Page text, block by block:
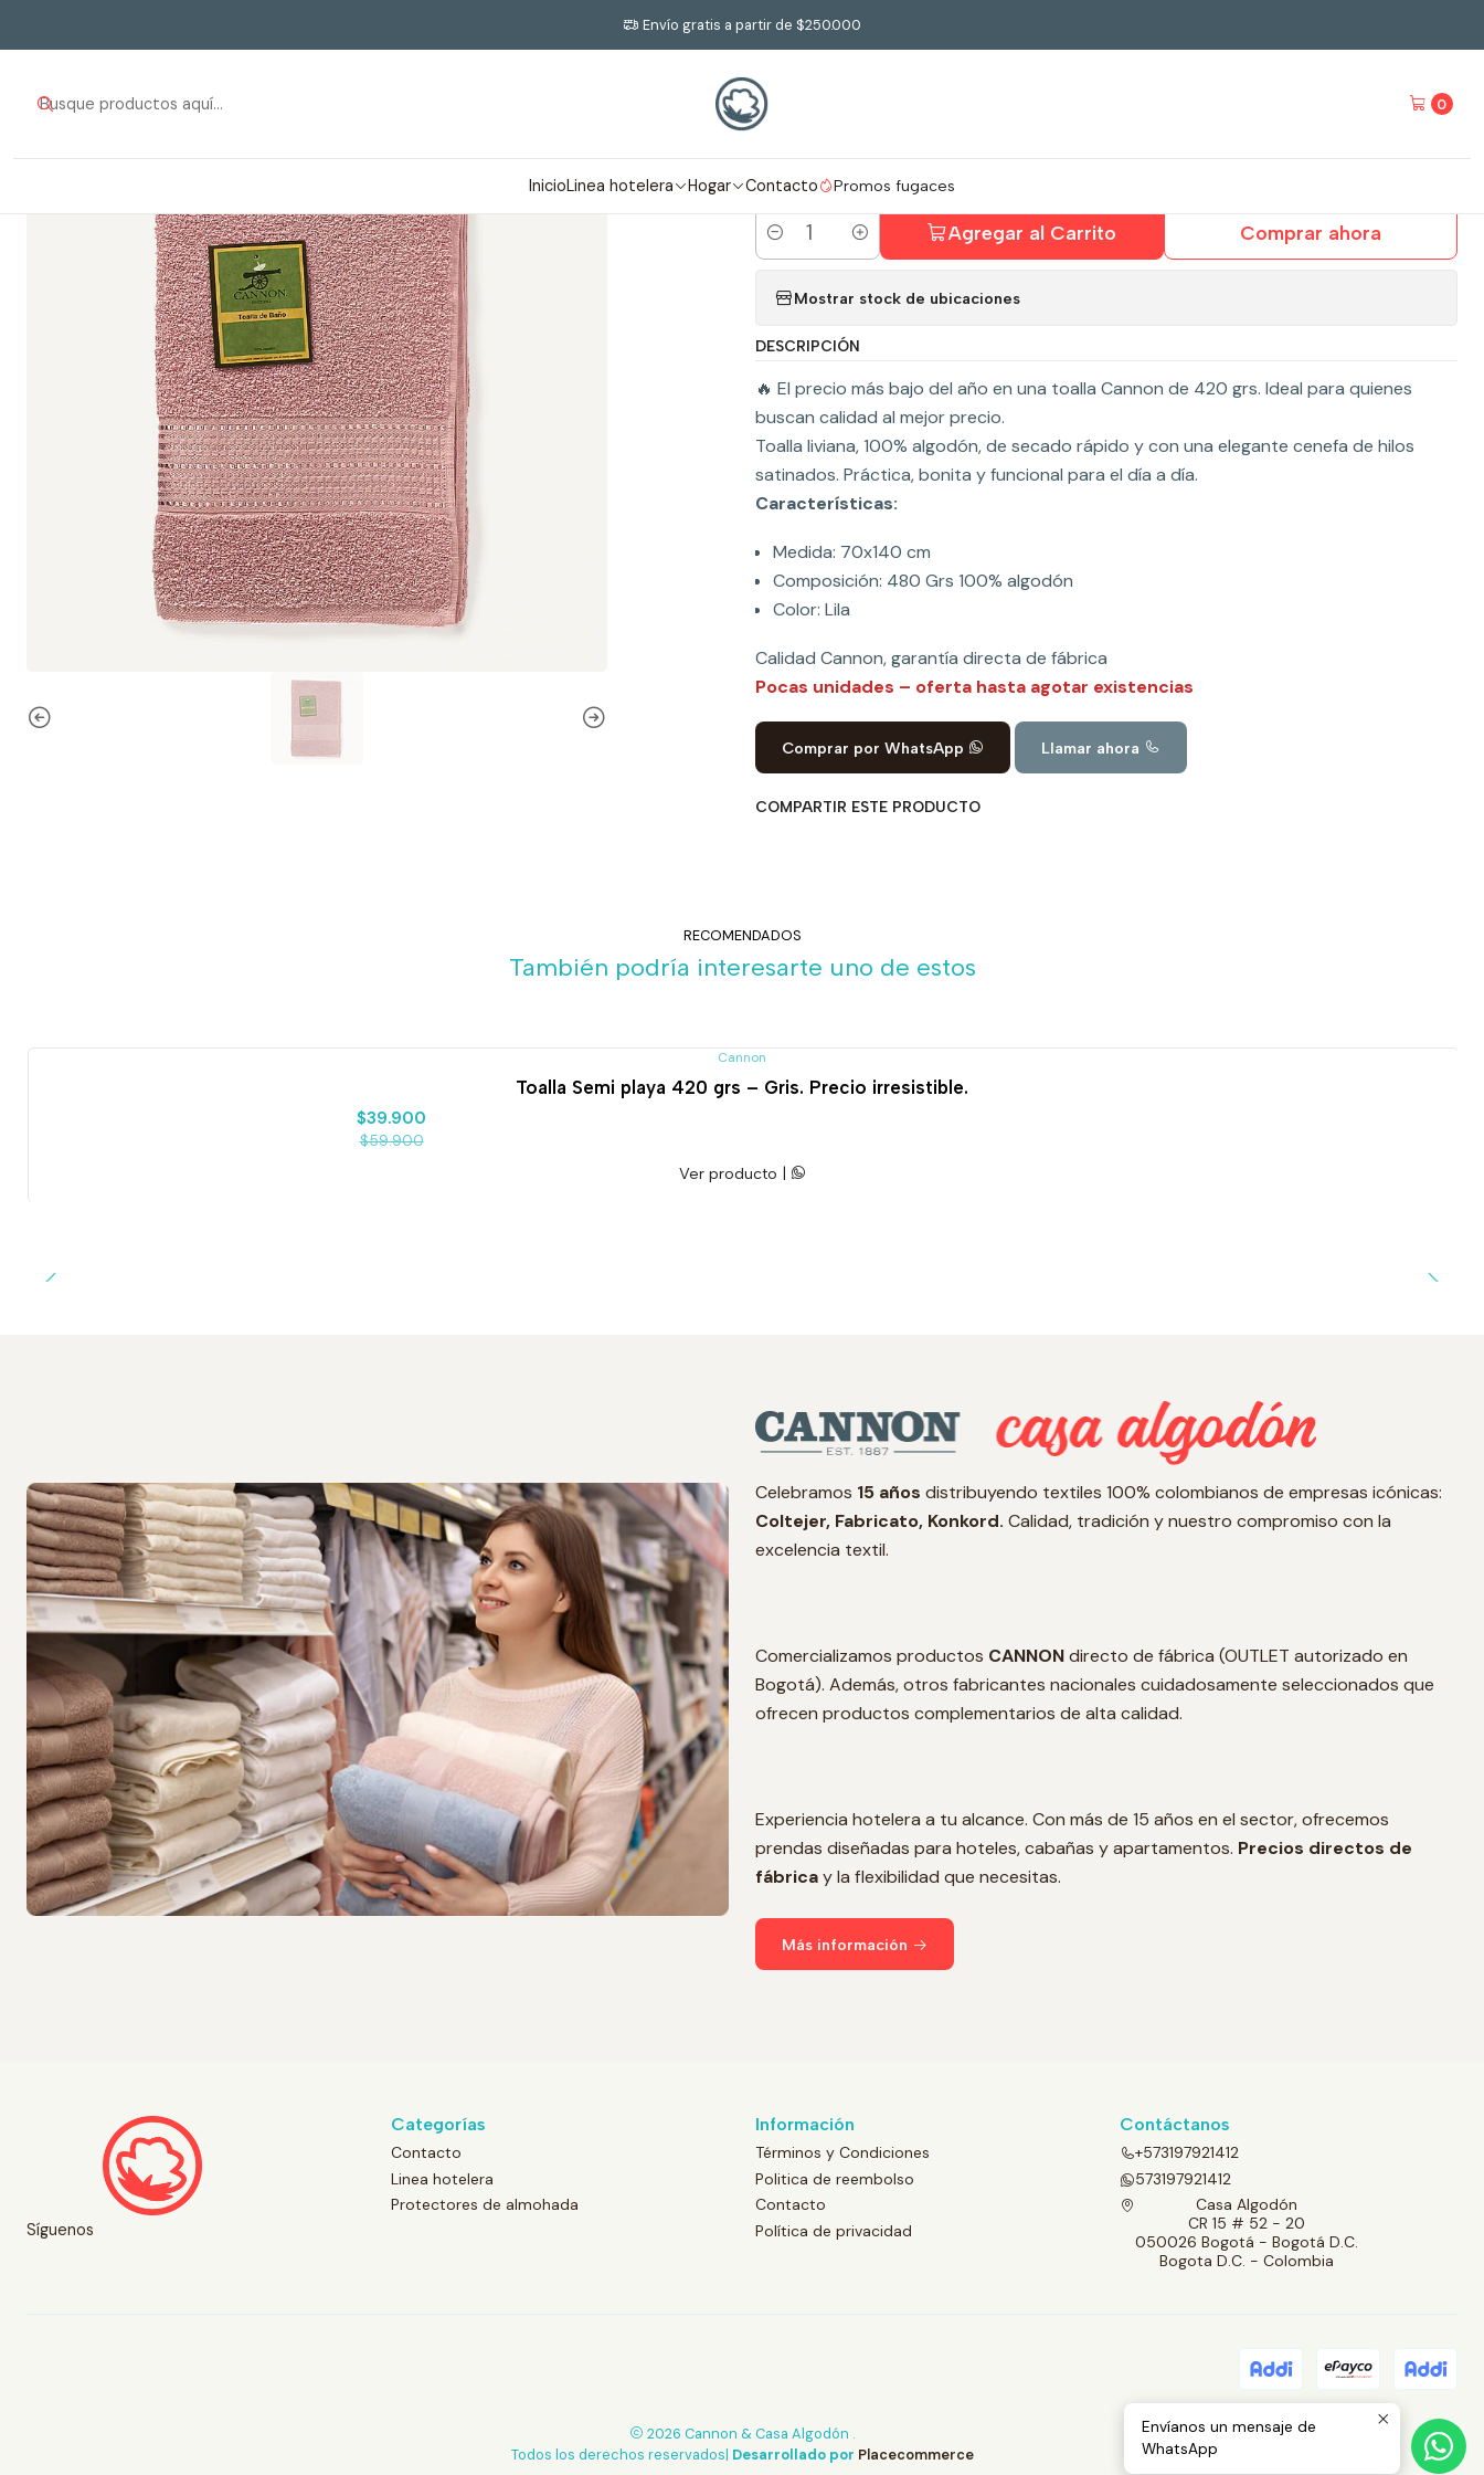
0
InicioLinea hotelera Hogar Contacto Promos fugaces
Envío gratis a partir de $250.000
Promos fugaces Toalla Semi playa 420 grs – Lila. Precio irresistible.
|
Toalla Semi playa 420 grs – Lila. Precio
irresistible.
Cantidad
Agregar al Carrito Comprar ahora
Mostrar stock de ubicaciones
DESCRIPCIÓN
🔥 El precio más bajo del año en una toalla Cannon de 420 grs. Ideal para quienes
buscan calidad al mejor precio.
Toalla liviana, 100% algodón, de secado rápido y con una elegante cenefa de hilos
satinados. Práctica, bonita y funcional para el día a día.
Características:
Medida: 70x140 cm
Composición: 480 Grs 100% algodón
Color: Lila
Calidad Cannon, garantía directa de fábrica
Pocas unidades – oferta hasta agotar existencias
Comprar por WhatsApp Llamar ahora
COMPARTIR ESTE PRODUCTO
RECOMENDADOS
También podría interesarte uno de estos
Cannon
Toalla Semi playa 420 grs – Gris. Precio irresistible.
$39.900
$59.900
Ver producto |
Celebramos 15 años distribuyendo textiles 100% colombianos de empresas icónicas:
Coltejer, Fabricato, Konkord. Calidad, tradición y nuestro compromiso con la
excelencia textil.
Comercializamos productos CANNONdirecto de fábrica (OUTLET autorizado en
Bogotá). Además, otros fabricantes nacionales cuidadosamente seleccionados que
ofrecen productos complementarios de alta calidad.
Experiencia hotelera a tu alcance. Con más de 15 años en el sector, ofrecemos
prendas diseñadas para hoteles, cabañas y apartamentos. Precios directos de
fábricay la flexibilidad que necesitas.
Más información
Síguenos
Categorías
Contacto
Linea hotelera
Protectores de almohada
Información
Términos y Condiciones
Politica de reembolso
Contacto
Política de privacidad
Contáctanos
+573197921412
573197921412
Casa Algodón
CR 15 # 52 - 20
050026 Bogotá - Bogotá D.C.
Bogota D.C. - Colombia
2026 Cannon & Casa Algodón .
Todos los derechos reservados| Desarrollado por Placecommerce
Envíanos un mensaje de
WhatsApp